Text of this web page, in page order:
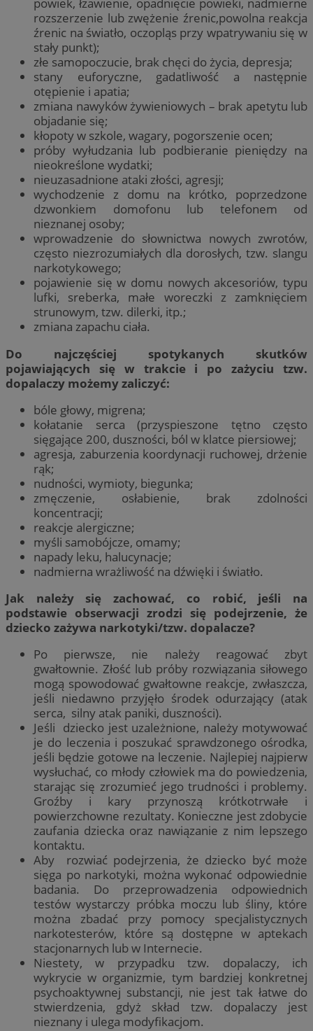
powiek, łzawienie, opadnięcie powieki, nadmierne
rozszerzenie lub zwężenie źrenic,powolna reakcja
źrenic na światło, oczopląs przy wpatrywaniu się w
stały punkt);
złe samopoczucie, brak chęci do życia, depresja;
stany euforyczne, gadatliwość a następnie
otępienie i apatia;
zmiana nawyków żywieniowych – brak apetytu lub
objadanie się;
kłopoty w szkole, wagary, pogorszenie ocen;
próby wyłudzania lub podbieranie pieniędzy na
nieokreślone wydatki;
nieuzasadnione ataki złości, agresji;
wychodzenie z domu na krótko, poprzedzone
dzwonkiem domofonu lub telefonem od
nieznanej osoby;
wprowadzenie do słownictwa nowych zwrotów,
często niezrozumiałych dla dorosłych, tzw. slangu
narkotykowego;
pojawienie się w domu nowych akcesoriów, typu
lufki, sreberka, małe woreczki z zamknięciem
strunowym, tzw. dilerki, itp.;
zmiana zapachu ciała.
Do najczęściej spotykanych skutków
pojawiających się w trakcie i po zażyciu tzw.
dopalaczy możemy zaliczyć:
bóle głowy, migrena;
kołatanie serca (przyspieszone tętno często
sięgające 200, duszności, ból w klatce piersiowej;
agresja, zaburzenia koordynacji ruchowej, drżenie
rąk;
nudności, wymioty, biegunka;
zmęczenie, osłabienie, brak zdolności
koncentracji;
reakcje alergiczne;
myśli samobójcze, omamy;
napady leku, halucynacje;
nadmierna wrażliwość na dźwięki i światło.
Jak należy się zachować, co robić, jeśli na
podstawie obserwacji zrodzi się podejrzenie, że
dziecko zażywa narkotyki/tzw. dopalacze?
Po pierwsze, nie należy reagować zbyt
gwałtownie. Złość lub próby rozwiązania siłowego
mogą spowodować gwałtowne reakcje, zwłaszcza,
jeśli niedawno przyjęło środek odurzający (atak
serca, silny atak paniki, duszności).
Jeśli dziecko jest uzależnione, należy motywować
je do leczenia i poszukać sprawdzonego ośrodka,
jeśli będzie gotowe na leczenie. Najlepiej najpierw
wysłuchać, co młody człowiek ma do powiedzenia,
starając się zrozumieć jego trudności i problemy.
Groźby i kary przynoszą krótkotrwałe i
powierzchowne rezultaty. Konieczne jest zdobycie
zaufania dziecka oraz nawiązanie z nim lepszego
kontaktu.
Aby rozwiać podejrzenia, że dziecko być może
sięga po narkotyki, można wykonać odpowiednie
badania. Do przeprowadzenia odpowiednich
testów wystarczy próbka moczu lub śliny, które
można zbadać przy pomocy specjalistycznych
narkotesterów, które są dostępne w aptekach
stacjonarnych lub w Internecie.
Niestety, w przypadku tzw. dopalaczy, ich
wykrycie w organizmie, tym bardziej konkretnej
psychoaktywnej substancji, nie jest tak łatwe do
stwierdzenia, gdyż skład tzw. dopalaczy jest
nieznany i ulega modyfikacjom.